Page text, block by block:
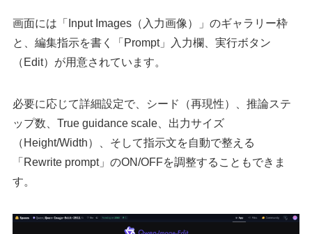
画面には「Input Images（入力画像）」のギャラリー枠
と、編集指示を書く「Prompt」入力欄、実行ボタン
（Edit）が用意されています。
必要に応じて詳細設定で、シード（再現性）、推論ステ
ップ数、True guidance scale、出力サイズ
（Height/Width）、そして指示文を自動で整える
「Rewrite prompt」のON/OFFを調整することもできま
す。